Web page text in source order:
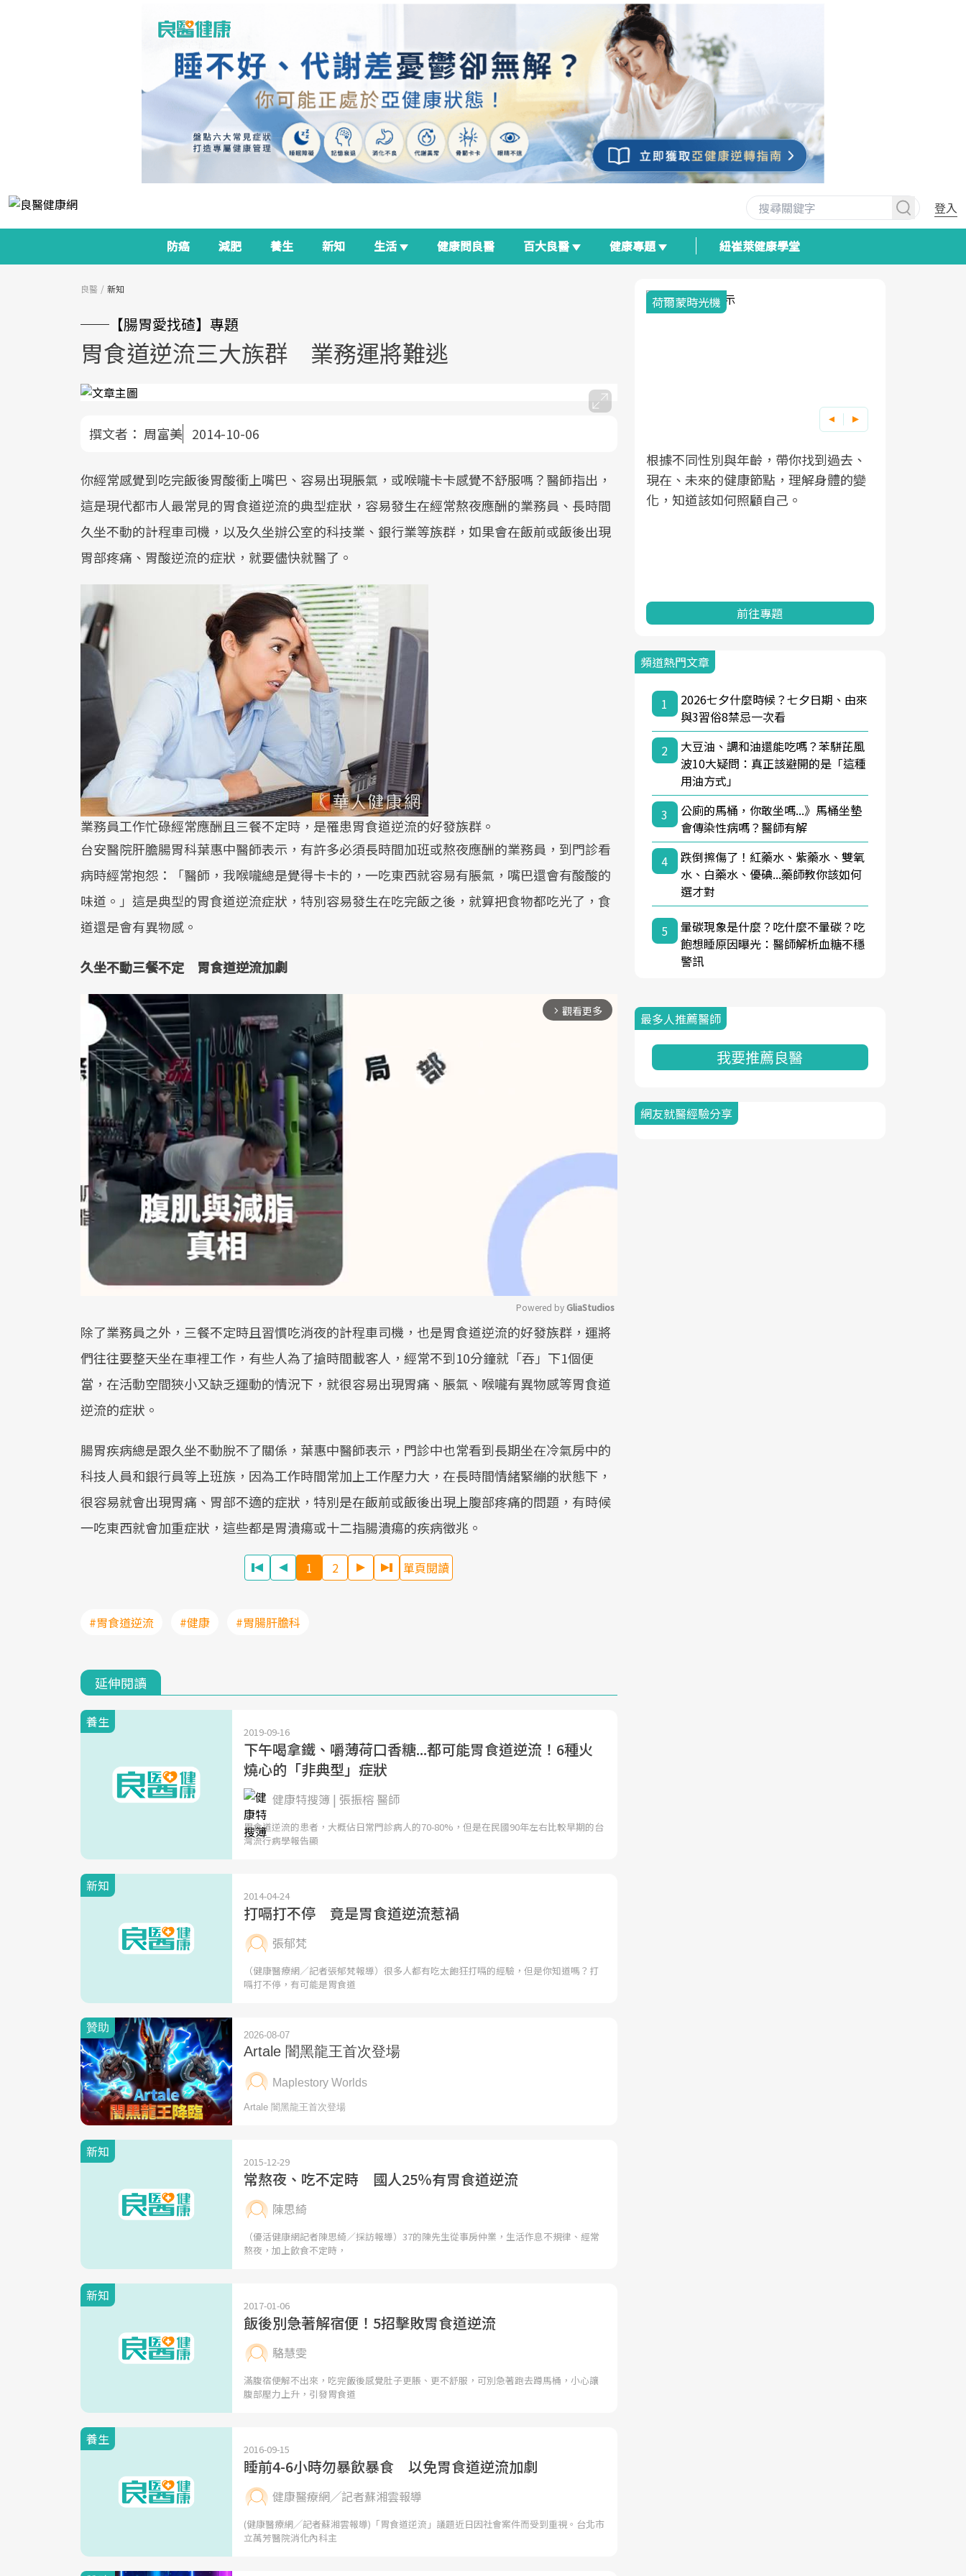
登入
防癌 減肥 養生 新知 生活 健康問良醫 百大良醫 健康專題 紐崔萊健康學堂
良醫 新知
──【腸胃愛找碴】專題
胃食道逆流三大族群 業務運將難逃
撰文者： 周富美 2014-10-06
你經常感覺到吃完飯後胃酸衝上嘴巴、容易出現脹氣，或喉嚨卡卡感覺不舒服嗎？醫師指出，
這是現代都市人最常見的胃食道逆流的典型症狀，容易發生在經常熬夜應酬的業務員、長時間
久坐不動的計程車司機，以及久坐辦公室的科技業、銀行業等族群，如果會在飯前或飯後出現
胃部疼痛、胃酸逆流的症狀，就要儘快就醫了。
業務員工作忙碌經常應酬且三餐不定時，是罹患胃食道逆流的好發族群。
台安醫院肝膽腸胃科葉惠中醫師表示，有許多必須長時間加班或熬夜應酬的業務員，到門診看
病時經常抱怨：「醫師，我喉嚨總是覺得卡卡的，一吃東西就容易有脹氣，嘴巴還會有酸酸的
味道。」這是典型的胃食道逆流症狀，特別容易發生在吃完飯之後，就算把食物都吃光了，食
道還是會有異物感。
久坐不動三餐不定 胃食道逆流加劇
arrow_forward_ios 觀看更多
Mute
Powered by GliaStudios
除了業務員之外，三餐不定時且習慣吃消夜的計程車司機，也是胃食道逆流的好發族群，運將
們往往要整天坐在車裡工作，有些人為了搶時間載客人，經常不到10分鐘就「吞」下1個便
當，在活動空間狹小又缺乏運動的情況下，就很容易出現胃痛、脹氣、喉嚨有異物感等胃食道
逆流的症狀。
腸胃疾病總是跟久坐不動脫不了關係，葉惠中醫師表示，門診中也常看到長期坐在冷氣房中的
科技人員和銀行員等上班族，因為工作時間常加上工作壓力大，在長時間情緒緊繃的狀態下，
很容易就會出現胃痛、胃部不適的症狀，特別是在飯前或飯後出現上腹部疼痛的問題，有時候
一吃東西就會加重症狀，這些都是胃潰瘍或十二指腸潰瘍的疾病徵兆。
1 2 單頁閱讀
#胃食道逆流 #健康 #胃腸肝膽科
延伸閱讀
養生
2019-09-16
下午喝拿鐵、嚼薄荷口香糖...都可能胃食道逆流！6種火
燒心的「非典型」症狀
健康特搜簿 | 張振榕 醫師
胃食道逆流的患者，大概佔日常門診病人的70-80%，但是在民國90年左右比較早期的台
灣流行病學報告顯
新知
2014-04-24
打嗝打不停 竟是胃食道逆流惹禍
張郁梵
（健康醫療網／記者張郁梵報導）很多人都有吃太飽狂打嗝的經驗，但是你知道嗎？打
嗝打不停，有可能是胃食道
新知
2015-12-29
常熬夜、吃不定時 國人25％有胃食道逆流
陳思綺
（優活健康網記者陳思綺／採訪報導）37的陳先生從事房仲業，生活作息不規律、經常
熬夜，加上飲食不定時，
新知
2017-01-06
飯後別急著解宿便！5招擊敗胃食道逆流
駱慧雯
滿腹宿便解不出來，吃完飯後感覺肚子更脹、更不舒服，可別急著跑去蹲馬桶，小心讓
腹部壓力上升，引發胃食道
養生
2016-09-15
睡前4-6小時勿暴飲暴食 以免胃食道逆流加劇
健康醫療網╱記者蘇湘雲報導
(健康醫療網╱記者蘇湘雲報導)「胃食道逆流」議題近日因社會案件而受到重視。台北市
立萬芳醫院消化內科主
邁向「健康照護」的新時代。隨著國家
政策如「健康台灣推動委員會」與「長
關注的核心議題。然而，健檢不只是醫
狀況、啟動健康管理的重要起點。
健康新生活」，從講座、體驗到運動，
全面啟動你的健康革命！
發，透過醫學觀點與日常感受的對話，
建立對亞健康的認知，進而引導實際的
荷爾蒙時光機
根據不同性別與年齡，帶你找到過去、
現在、未來的健康節點，理解身體的變
化，知道該如何照顧自己。
前往專題
頻道熱門文章
1
2026七夕什麼時候？七夕日期、由來
與3習俗8禁忌一次看
2
大豆油、調和油還能吃嗎？苯駢芘風
波10大疑問：真正該避開的是「這種
用油方式」
3
公廁的馬桶，你敢坐嗎...》馬桶坐墊
會傳染性病嗎？醫師有解
4
跌倒擦傷了！紅藥水、紫藥水、雙氧
水、白藥水、優碘...藥師教你該如何
選才對
5
暈碳現象是什麼？吃什麼不暈碳？吃
飽想睡原因曝光：醫師解析血糖不穩
警訊
最多人推薦醫師
我要推薦良醫
網友就醫經驗分享